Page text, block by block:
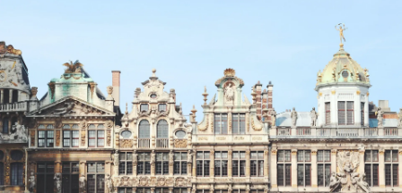
Intégrez et gérez vos freelances partout dans le monde
PEO
Sous-traitez les opérations complexes liées à l’emploi
INFRASTRUCTURE
Intégration Remote
CROISSANCE
Start-ups
Des solutions agiles et internationales pour les RH et la
paie des entreprises en pleine croissance
Découvrez les devises disponibles et les vitesses de
paiement pour vos freelances internationaux
APPRENDRE AVEC REMOTE
Recherche et guides
Français
Deutsch
Español